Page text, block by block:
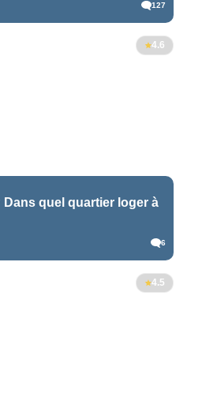
127
4.6
Dans quel quartier loger à
6
4.5